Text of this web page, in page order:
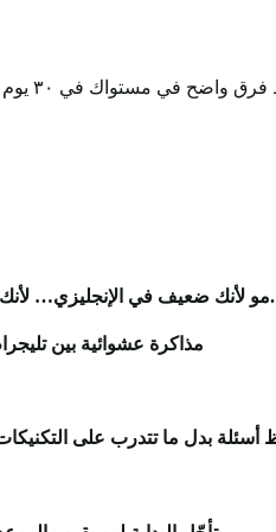
في مستواك في ٣٠ يوم وإلا تقدر تسترجع مبلغك بالكامل
مو لأنك ضعيف في الإنجليزي… لأنك تذاكر بطريقة ما تناسب الستيب.
مذاكرة عشوائية بين
أسئلة بدل ما تتدرب على التكنيكات